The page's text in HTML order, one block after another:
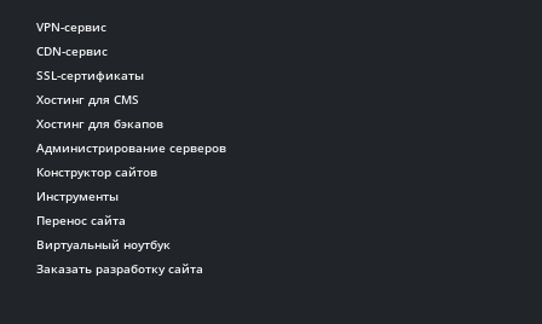
VPN-сервис
CDN-сервис
SSL-сертификаты
Хостинг для CMS
Хостинг для бэкапов
Администрирование серверов
Конструктор сайтов
Инструменты
Перенос сайта
Виртуальный ноутбук
Заказать разработку сайта